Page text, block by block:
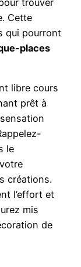
trouver
Cette
qui pourront
places
libre cours
prêt à
le
créations.
l’effort et
mis
de